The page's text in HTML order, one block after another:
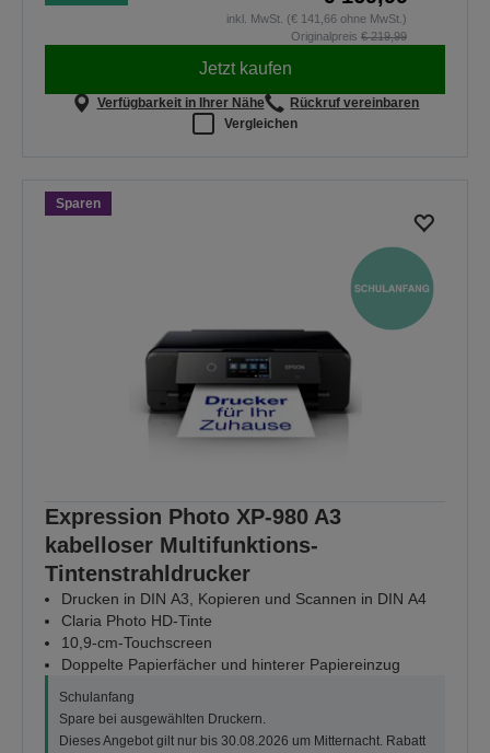
inkl. MwSt. (€ 141,66 ohne MwSt.)
Originalpreis € 219,99
Jetzt kaufen
Verfügbarkeit in Ihrer Nähe
Rückruf vereinbaren
Vergleichen
Sparen
Expression Photo XP-980 A3
kabelloser Multifunktions-
Tintenstrahldrucker
Drucken in DIN A3, Kopieren und Scannen in DIN A4
Claria Photo HD-Tinte
10,9-cm-Touchscreen
Doppelte Papierfächer und hinterer Papiereinzug
Schulanfang
Spare bei ausgewählten Druckern.
Dieses Angebot gilt nur bis 30.08.2026 um Mitternacht. Rabatt